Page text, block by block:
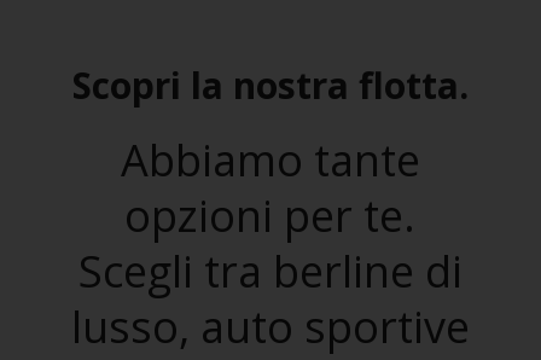
Scopri la nostra flotta.
Abbiamo tante
opzioni per te.
Scegli tra berline di
lusso, auto sportive